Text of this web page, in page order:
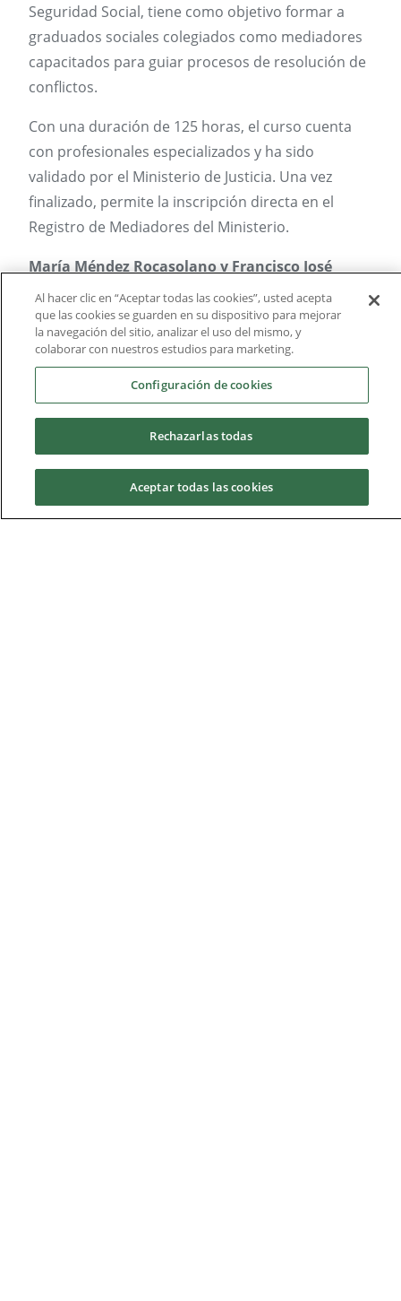
Seguridad Social, tiene como objetivo formar a
graduados sociales colegiados como mediadores
capacitados para guiar procesos de resolución de
conflictos.
Con una duración de 125 horas, el curso cuenta
con profesionales especializados y ha sido
validado por el Ministerio de Justicia. Una vez
finalizado, permite la inscripción directa en el
Registro de Mediadores del Ministerio.
María Méndez Rocasolano y Francisco José
López Díez,directores del Microcredencial en
Mediación Profesional para Graduados Sociales
Al hacer clic en “Aceptar todas las cookies”, usted acepta
que las cookies se guarden en su dispositivo para mejorar
la navegación del sitio, analizar el uso del mismo, y
colaborar con nuestros estudios para marketing.
Configuración de cookies
Rechazarlas todas
Aceptar todas las cookies